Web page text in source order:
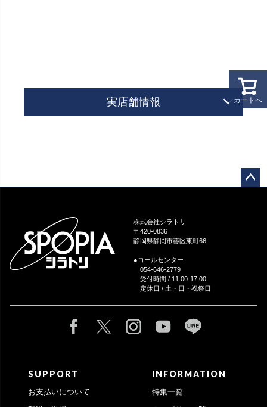
カートへ
実店舗情報
株式会社シラトリ
〒420-0836
静岡県静岡市葵区東町66
●コールセンター
054-646-2779
受付時間 / 11:00-17:00
定休日 / 土・日・祝祭日
SUPPORT
お支払いについて
INFORMATION
特集一覧